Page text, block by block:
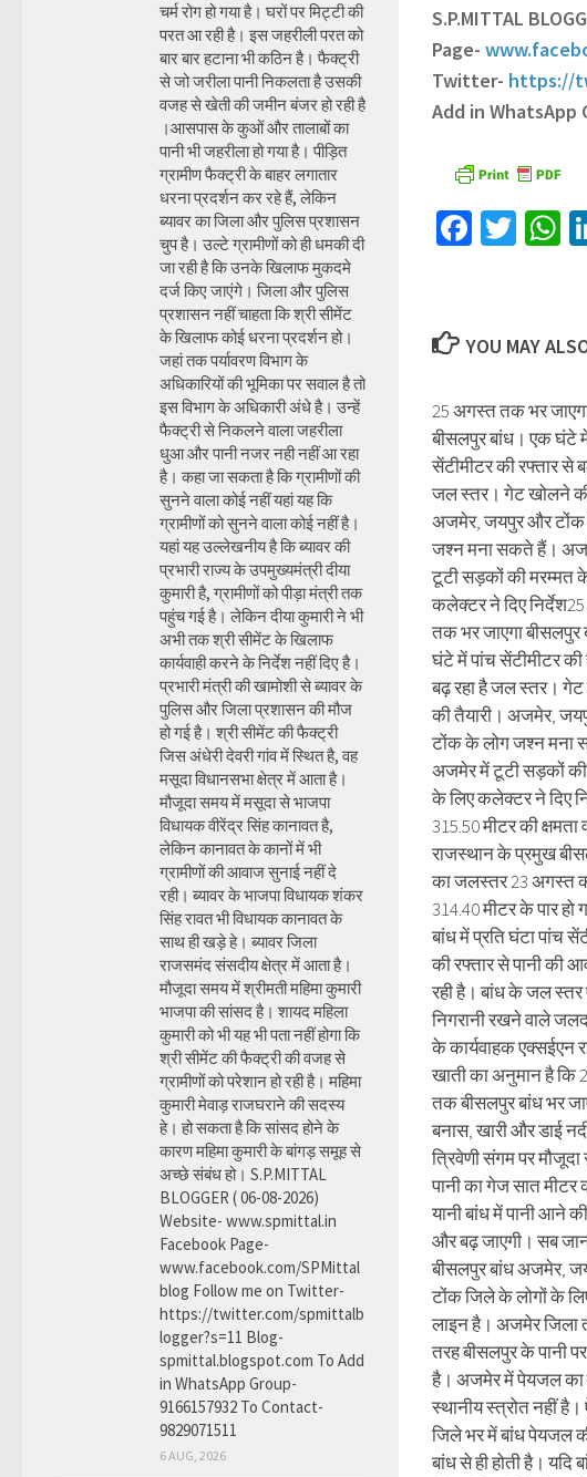
S.P.MITTAL
Page-
Twitter- https://
Add in WhatsApp
YOU MAY
25 अगस्त तक भर
बीसलपुर बांध। एक घंटे
सेंटीमीटर की रफ्तार से
जल स्तर। गेट खोलने की
अजमेर, जयपुर और
जश्न मना सकते हैं।
टूटी सड़कों की मरम्मत
कलेक्टर ने दिए
तक भर जाएगा
घंटे में पांच सेंटीमीटर की
बढ़ रहा है जल स्तर।
की तैयारी। अजमेर,
टोंक के लोग जश्न मना
अजमेर में टूटी सड़कों
के लिए कलेक्टर ने दिए
315.50 मीटर की क्षमता
राजस्थान के प्रमुख
का जलस्तर 23 अगस्त
314.40 मीटर के पार हो
बांध में प्रति घंटा पांच
की रफ्तार से पानी की
रही है। बांध के जल स्तर
निगरानी रखने वाले
के कार्यवाहक एक्सईएन
खाती का अनुमान है कि
तक बीसलपुर बांध भर
बनास, खारी और डाई
त्रिवेणी संगम पर
पानी का गेज सात मीटर
यानी बांध में पानी आने
और बढ़ जाएगी। सब
बीसलपुर बांध अजमेर,
टोंक जिले के लोगों के
लाइन है। अजमेर जिला
तरह बीसलपुर के पानी पर
है। अजमेर में पेयजल का
स्थानीय स्त्रोत नहीं
जिले भर में बांध पेयजल
बांध से ही होती है। यदि
चर्म रोग हो गया है। घरों पर मिट्टी की
परत आ रही है। इस जहरीली परत को
बार बार हटाना भी कठिन है। फैक्ट्री
से जो जरीला पानी निकलता है उसकी
वजह से खेती की जमीन बंजर हो रही है
।आसपास के कुओं और तालाबों का
पानी भी जहरीला हो गया है। पीड़ित
ग्रामीण फैक्ट्री के बाहर लगातार
धरना प्रदर्शन कर रहे हैं, लेकिन
ब्यावर का जिला और पुलिस प्रशासन
चुप है। उल्टे ग्रामीणों को ही धमकी दी
जा रही है कि उनके खिलाफ मुकदमे
दर्ज किए जाएंगे। जिला और पुलिस
प्रशासन नहीं चाहता कि श्री सीमेंट
के खिलाफ कोई धरना प्रदर्शन हो।
जहां तक पर्यावरण विभाग के
अधिकारियों की भूमिका पर सवाल है तो
इस विभाग के अधिकारी अंधे है। उन्हें
फैक्ट्री से निकलने वाला जहरीला
धुआ और पानी नजर नही नहीं आ रहा
है। कहा जा सकता है कि ग्रामीणों की
सुनने वाला कोई नहीं यहां यह कि
ग्रामीणों को सुनने वाला कोई नहीं है।
यहां यह उल्लेखनीय है कि ब्यावर की
प्रभारी राज्य के उपमुख्यमंत्री दीया
कुमारी है, ग्रामीणों को पीड़ा मंत्री तक
पहुंच गई है। लेकिन दीया कुमारी ने भी
अभी तक श्री सीमेंट के खिलाफ
कार्यवाही करने के निर्देश नहीं दिए है।
प्रभारी मंत्री की खामोशी से ब्यावर के
पुलिस और जिला प्रशासन की मौज
हो गई है। श्री सीमेंट की फैक्ट्री
जिस अंधेरी देवरी गांव में स्थित है, वह
मसूदा विधानसभा क्षेत्र में आता है।
मौजूदा समय में मसूदा से भाजपा
विधायक वीरेंद्र सिंह कानावत है,
लेकिन कानावत के कानों में भी
ग्रामीणों की आवाज सुनाई नहीं दे
रही। ब्यावर के भाजपा विधायक शंकर
सिंह रावत भी विधायक कानावत के
साथ ही खड़े हे। ब्यावर जिला
राजसमंद संसदीय क्षेत्र में आता है।
मौजूदा समय में श्रीमती महिमा कुमारी
भाजपा की सांसद है। शायद महिला
कुमारी को भी यह भी पता नहीं होगा कि
श्री सीमेंट की फैक्ट्री की वजह से
ग्रामीणों को परेशान हो रही है। महिमा
कुमारी मेवाड़ राजघराने की सदस्य
हे। हो सकता है कि सांसद होने के
कारण महिमा कुमारी के बांगड़ समूह से
अच्छे संबंध हो। S.P.MITTAL
BLOGGER ( 06-08-2026)
Website- www.spmittal.in
Facebook Page-
www.facebook.com/SPMittal
blog Follow me on Twitter-
https://twitter.com/spmittalb
logger?s=11 Blog-
spmittal.blogspot.com To Add
in WhatsApp Group-
9166157932 To Contact-
9829071511
6 AUG, 2026